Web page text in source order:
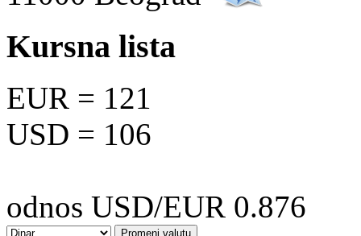
Kursna lista
EUR = 121
USD = 106
odnos USD/EUR 0.876